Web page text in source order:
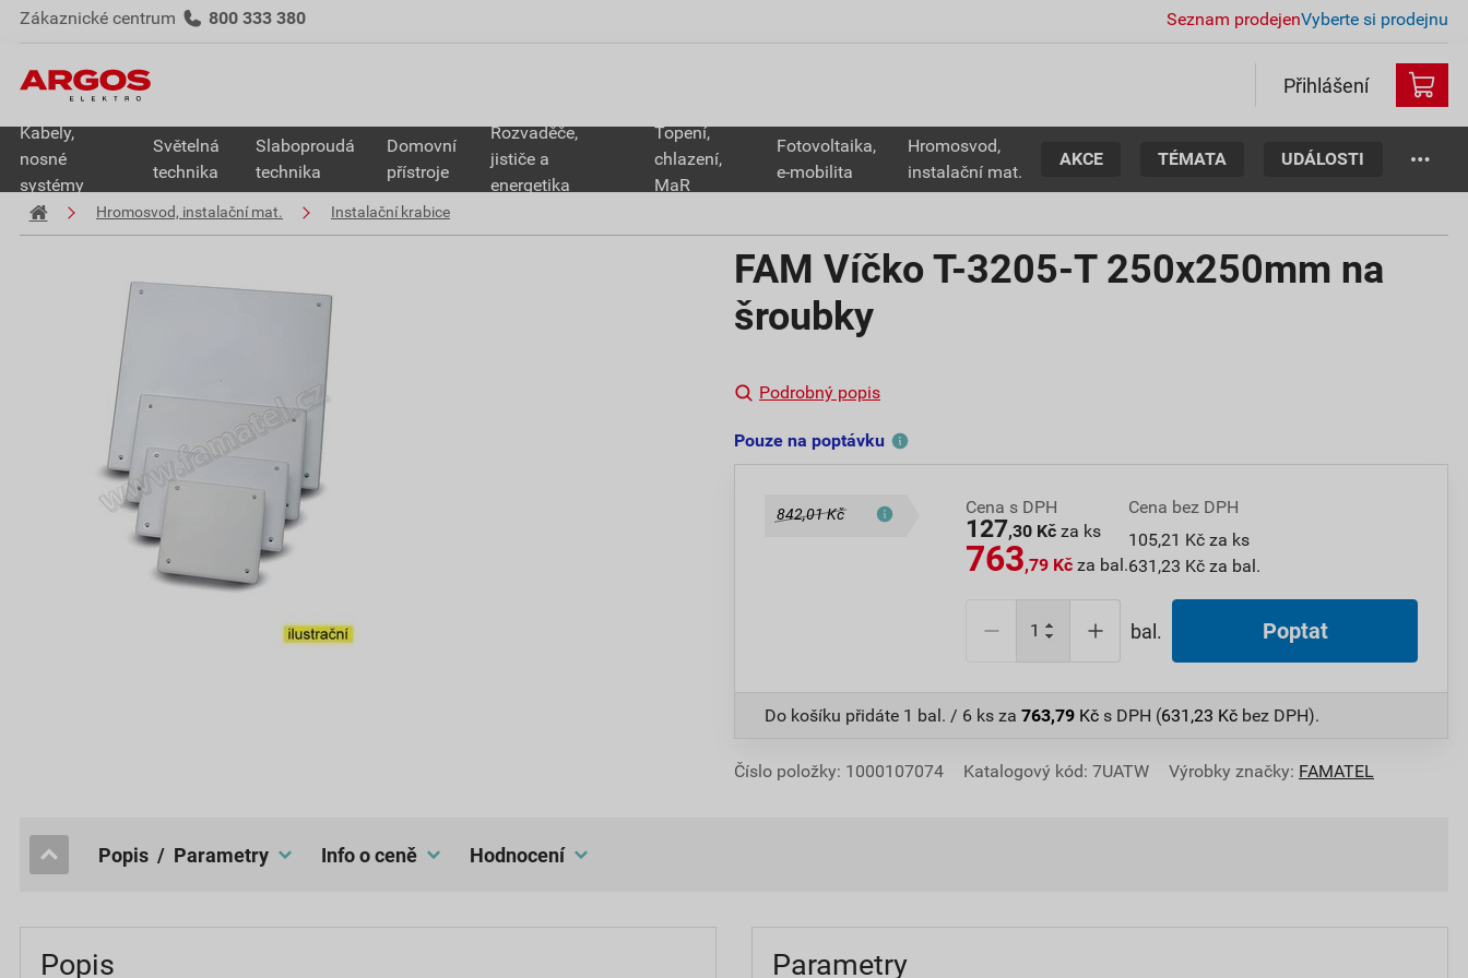
Zákaznické centrum 800 333 380 Seznam prodejenVyberte si prodejnu
Přihlášení
Kabely,
nosné
systémy
Světelná
technika
Slaboproudá
technika
Domovní
přístroje
Rozvaděče,
jističe a
energetika
Topení,
chlazení,
MaR
Fotovoltaika,
e-mobilita
Hromosvod,
instalační mat.
AKCE TÉMATA UDÁLOSTI
Hromosvod, instalační mat. Instalační krabice
FAM Víčko T-3205-T 250x250mm na
šroubky
Podrobný popis
Pouze na poptávku
842,01 Kč Cena s DPH
127,30 Kč za ks
763,79 Kč za bal.
Cena bez DPH
105,21 Kč za ks
631,23 Kč za bal.
bal. Poptat
Do košíku přidáte 1 bal. / 6 ks za 763,79 Kč s DPH (631,23 Kč bez DPH).
Číslo položky: 1000107074 Katalogový kód: 7UATW Výrobky značky: FAMATEL
popis / Parametry Info o ceně hodnocení
Popis Parametry